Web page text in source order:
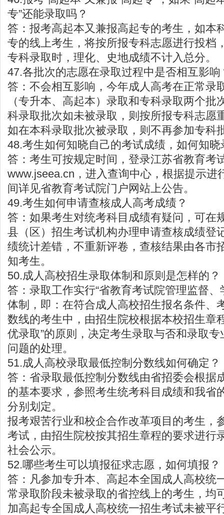
专”还能录取吗？
答：报考高起本又兼报高起专的考生，如本
专的线上考生，将按所报专科志愿进行投档
专科录取时，理化、史地成绩不计入总分。
47.各批次的志愿在录取过程中是否相互影响
答：不会相互影响，今年成人高考在正常录
（专升本、高起本）录取和专科录取两个批
科录取批次如未被录取，则按所报专科志愿
如在本科录取批次被录取，则不再参加专科
48.考生如何知晓自己的考试成绩，如何知晓
答：考生可按规定时间，登录江苏省教育考
www.jseea.cn ，进入查询中心，根据提示进
间详见省教育考试院门户网站上公告。
49.考生如何申请查核成人高考成绩？
答：如果考生对统考科目成绩有疑问，可在
县（区）招生考试机构办理申请查核成绩登
绩统计差错，不重新评卷，查核结果由各市
知考生。
50.成人高校招生录取体制和原则是怎样的？
答：录取工作实行“省教育考试院管理监督、
体制，即：在符合成人高校招生报名条件、
数线的考生中，由招生院校根据本校招生章
优录取”的原则，决定考生录取与否和录取
问题的处理。
51.成人高校录取最低控制分数线如何确定？
答：省录取最低控制分数线由省招委会根据
的基本要求，参照考生统考科目成绩和我省
分别划定。
报考艰苦行业和校企合作改革项目的考生，
考试，由招生院校按其招生章程的要求进行
社会公示。
52.哪些考生可以填报征求志愿，如何填报？
答：凡参加专升本、高起本全国成人高校统
常录取阶段未被录取的省控线上的考生，均
加高起专全国成人高校统一招生考试未被平